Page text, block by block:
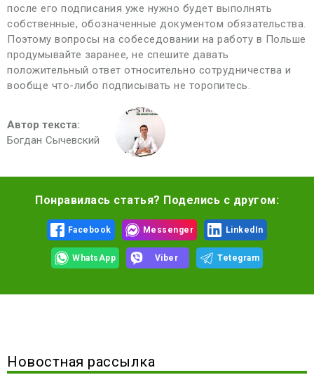
после его подписания уже нужно будет выполнять
собственные, обозначенные документом обязательства.
Поэтому вопросы на собеседовании на работу в Польше
продумывайте заранее, не спешите давать
положительный ответ относительно сотрудничества и
вообще что-либо подписывать не торопитесь.
Автор текста:
Богдан Сычевский
Понравилась статья? Поделись с другом:
Facebook Messenger LinkedIn
WhatsApp Viber Tetegram
Новостная рассылка